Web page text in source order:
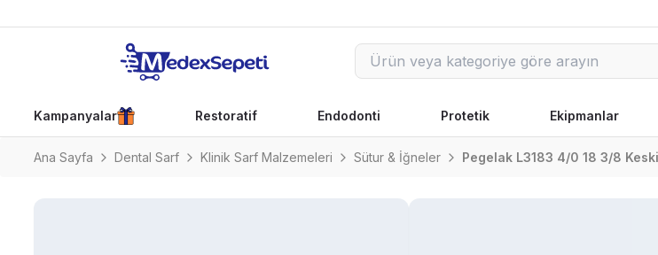
Kampanyalar Restoratif Endodonti Protetik Ekipmanlar
Ana Sayfa Dental Sarf Klinik Sarf Malzemeleri Sütur & İğneler